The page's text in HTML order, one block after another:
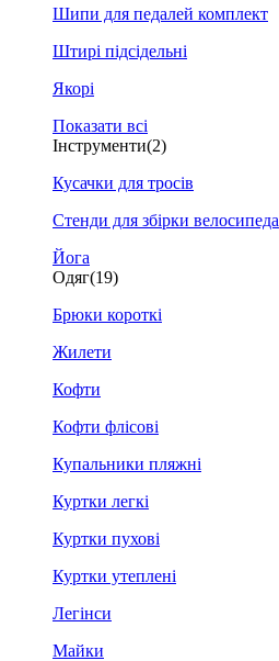
Шипи для педалей комплект
Штирі підсідельні
Якорі
Показати всі
Інструменти(2)
Кусачки для тросів
Стенди для збірки велосипеда
Йога
Одяг(19)
Брюки короткі
Жилети
Кофти
Кофти флісові
Купальники пляжні
Куртки легкі
Куртки пухові
Куртки утеплені
Легінси
Майки